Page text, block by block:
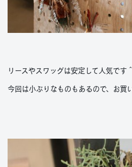
リースやスワッグは安定して人気です
今回は小ぶりなものもあるので、お買